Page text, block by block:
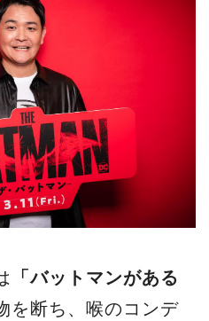
「バットマンがある
を断ち、喉のコンデ